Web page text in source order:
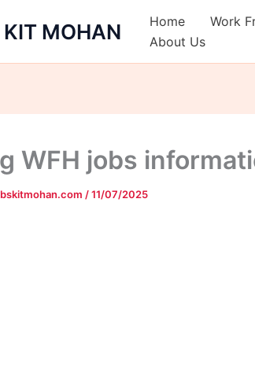
MOHAN Home Work
About Us
WFH jobs
/11/07/2025